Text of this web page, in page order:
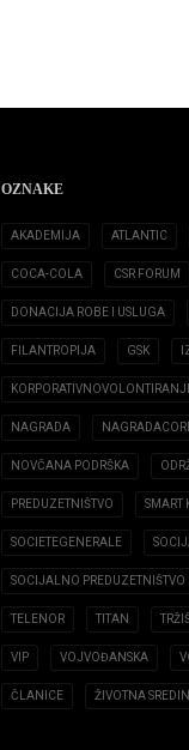
OZNAKE
AKADEMIJA ATLANTIC
COCA-COLA CSR FORUM
DONACIJA ROBE I USLUGA
FILANTROPIJA GSK
NAGRADA
NOVČANA PODRŠKA
PREDUZETNIŠTVO SMART
SOCIETEGENERALE
SOCIJALNO PREDUZETNIŠTVO
TELENOR TITAN
VIP VOJVOĐANSKA
ČLANICE ŽIVOTNA